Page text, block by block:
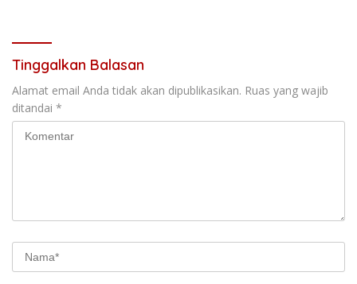
Tinggalkan Balasan
Alamat email Anda tidak akan dipublikasikan. Ruas yang wajib
ditandai *